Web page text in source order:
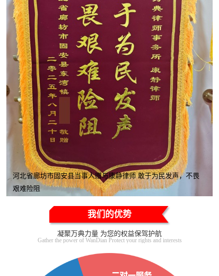
河北省廊坊市固安县当事人赠与康静律师 敢于为民发声，不畏
艰难险阻
我们的优势
凝聚万典力量 为您的权益保驾护航
Gather the power of WanDian Protect your rights and interests